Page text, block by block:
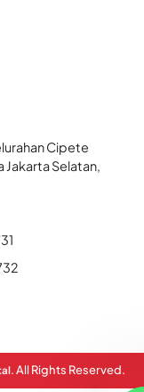
Cipete
Jakarta Selatan,
. All Rights Reserved.